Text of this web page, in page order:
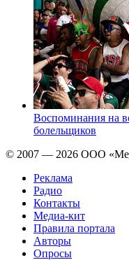
Воспоминания на
болельщиков
© 2007 — 2026 ООО
Реклама
Радио
Контакты
Медиа-кит
Правила портала
Авторы
Опросы